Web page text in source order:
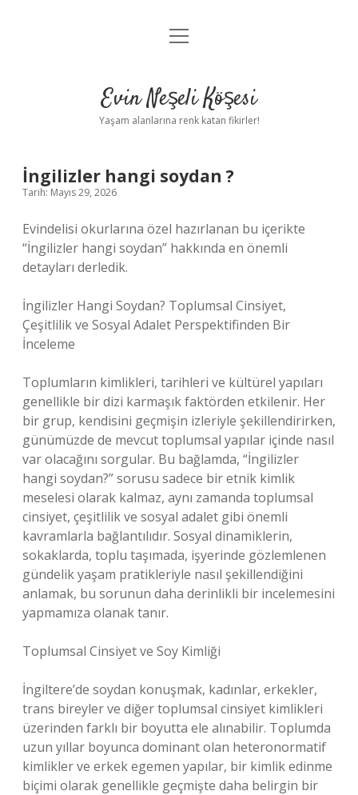
Anasayfa
Yasal Uyarı
menüyü
Evin Neşeli Köşesi
Yaşam alanlarına renk katan fikirler!
İngilizler hangi soydan ?
Tarih: Mayıs 29, 2026
Evindelisi okurlarına özel hazırlanan bu içerikte
“İngilizler hangi soydan” hakkında en önemli
detayları derledik.
İngilizler Hangi Soydan? Toplumsal Cinsiyet,
Çeşitlilik ve Sosyal Adalet Perspektifinden Bir
İnceleme
Toplumların kimlikleri, tarihleri ve kültürel yapıları
genellikle bir dizi karmaşık faktörden etkilenir. Her
bir grup, kendisini geçmişin izleriyle şekillendirirken,
günümüzde de mevcut toplumsal yapılar içinde nasıl
var olacağını sorgular. Bu bağlamda, “İngilizler
hangi soydan?” sorusu sadece bir etnik kimlik
meselesi olarak kalmaz, aynı zamanda toplumsal
cinsiyet, çeşitlilik ve sosyal adalet gibi önemli
kavramlarla bağlantılıdır. Sosyal dinamiklerin,
sokaklarda, toplu taşımada, işyerinde gözlemlenen
gündelik yaşam pratikleriyle nasıl şekillendiğini
anlamak, bu sorunun daha derinlikli bir incelemesini
yapmamıza olanak tanır.
Toplumsal Cinsiyet ve Soy Kimliği
İngiltere’de soydan konuşmak, kadınlar, erkekler,
trans bireyler ve diğer toplumsal cinsiyet kimlikleri
üzerinden farklı bir boyutta ele alınabilir. Toplumda
uzun yıllar boyunca dominant olan heteronormatif
kimlikler ve erkek egemen yapılar, bir kimlik edinme
biçimi olarak genellikle geçmişte daha belirgin bir